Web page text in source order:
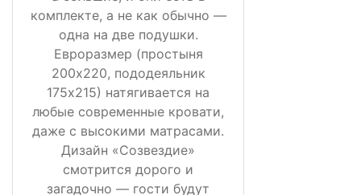
комплекте, а не как обычно —
одна на две подушки.
Евроразмер (простыня
200х220, пододеяльник
175х215) натягивается на
любые современные кровати,
даже с высокими матрасами.
Дизайн «Созвездие»
смотрится дорого и
загадочно — гости будут